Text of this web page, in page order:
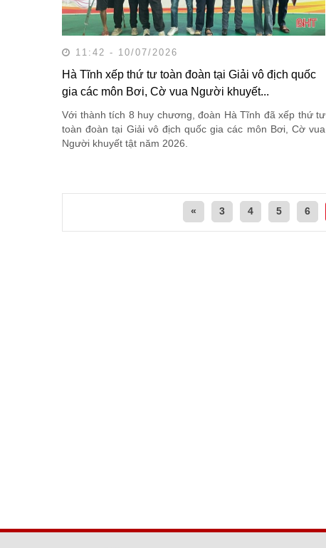
11:42 - 10/07/2026
Hà Tĩnh xếp thứ tư toàn đoàn tại Giải vô địch quốc
gia các môn Bơi, Cờ vua Người khuyết...
Với thành tích 8 huy chương, đoàn Hà Tĩnh đã xếp thứ tư
toàn đoàn tại Giải vô địch quốc gia các môn Bơi, Cờ vua
Người khuyết tật năm 2026.
« 3 4 5 6